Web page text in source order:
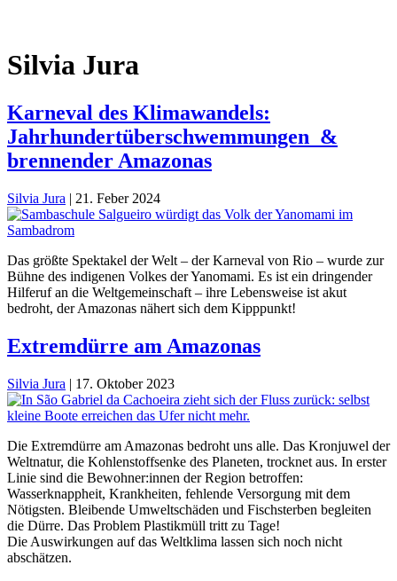
Silvia Jura
Karneval des Klimawandels:
Jahrhundertüberschwemmungen &
brennender Amazonas
Silvia Jura | 21. Feber 2024
Das größte Spektakel der Welt – der Karneval von Rio – wurde zur
Bühne des indigenen Volkes der Yanomami. Es ist ein dringender
Hilferuf an die Weltgemeinschaft – ihre Lebensweise ist akut
bedroht, der Amazonas nähert sich dem Kipppunkt!
Extremdürre am Amazonas
Silvia Jura | 17. Oktober 2023
Die Extremdürre am Amazonas bedroht uns alle. Das Kronjuwel der
Weltnatur, die Kohlenstoffsenke des Planeten, trocknet aus. In erster
Linie sind die Bewohner:innen der Region betroffen:
Wasserknappheit, Krankheiten, fehlende Versorgung mit dem
Nötigsten. Bleibende Umweltschäden und Fischsterben begleiten
die Dürre. Das Problem Plastikmüll tritt zu Tage!
Die Auswirkungen auf das Weltklima lassen sich noch nicht
abschätzen.